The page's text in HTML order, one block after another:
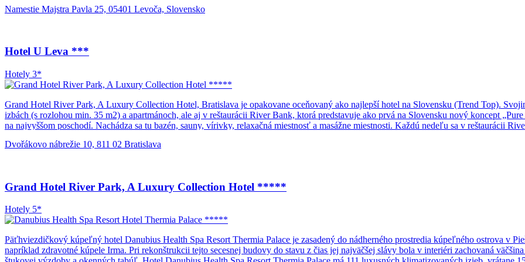
Namestie Majstra Pavla 25, 05401 Levoča, Slovensko
Hotel U Leva ***
Hotely 3*
Grand Hotel River Park, A Luxury Collection Hotel, Bratislava je opakovane oceňovaný ako najlepší hotel na Slovensku (Trend Top).
izbách (s rozlohou min. 35 m2) a apartmánoch, ale aj v reštaurácii River Bank, ktorá predstavuje ako prvá na Slovensku nový koncept
na najvyššom poschodí. Nachádza sa tu bazén, sauny, vírivky, relaxačná miestnosť a masážne miestnosti. Každú nedeľu sa v reštaurácii
Dvořákovo nábrežie 10, 811 02 Bratislava
Grand Hotel River Park, A Luxury Collection Hotel *****
Hotely 5*
Päťhviezdičkový kúpeľný hotel Danubius Health Spa Resort Thermia Palace je zasadený do nádherného prostredia kúpeľného ostrova v
napríklad zdravotné kúpele Irma. Pri rekonštrukcii tejto secesnej budovy do stavu z čias jej najväčšej slávy bola v interiéri zachovaná